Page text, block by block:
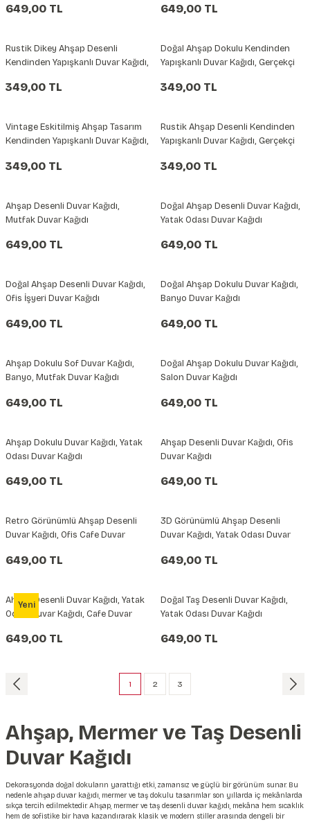
Duvar Kanvası
649,00 TL 649,00 TL
Rustik Dikey Ahşap Desenli
Kendinden Yapışkanlı Duvar Kağıdı,
349,00 TL
Doğal Ahşap Dokulu Kendinden
Yapışkanlı Duvar Kağıdı, Gerçekçi
Kağıdı
349,00 TL
Vintage Eskitilmiş Ahşap Tasarım
Kendinden Yapışkanlı Duvar Kağıdı,
349,00 TL
Rustik Ahşap Desenli Kendinden
Yapışkanlı Duvar Kağıdı, Gerçekçi
349,00 TL
Ahşap Desenli Duvar Kağıdı,
Mutfak Duvar Kağıdı
649,00 TL
Doğal Ahşap Desenli Duvar Kağıdı,
Yatak Odası Duvar Kağıdı
649,00 TL
Doğal Ahşap Desenli Duvar Kağıdı,
Ofis İşyeri Duvar Kağıdı
649,00 TL
Doğal Ahşap Dokulu Duvar Kağıdı,
Banyo Duvar Kağıdı
649,00 TL
Ahşap Dokulu Sof Duvar Kağıdı,
Banyo, Mutfak Duvar Kağıdı
649,00 TL
Doğal Ahşap Dokulu Duvar Kağıdı,
Salon Duvar Kağıdı
649,00 TL
Ahşap Dokulu Duvar Kağıdı, Yatak
Odası Duvar Kağıdı
649,00 TL
Ahşap Desenli Duvar Kağıdı, Ofis
Duvar Kağıdı
649,00 TL
Retro Görünümlü Ahşap Desenli
Duvar Kağıdı, Ofis Cafe Duvar
649,00 TL
3D Görünümlü Ahşap Desenli
Duvar Kağıdı, Yatak Odası Duvar
649,00 TL
Yeni
Ahşap Desenli Duvar Kağıdı, Yatak
Odası Duvar Kağıdı, Cafe Duvar
649,00 TL
Doğal Taş Desenli Duvar Kağıdı,
Yatak Odası Duvar Kağıdı
649,00 TL
1 2 3
Ahşap, Mermer ve Taş Desenli
Duvar Kağıdı
Dekorasyonda doğal dokuların yarattığı etki, zamansız ve güçlü bir görünüm sunar. Bu
nedenle ahşap duvar kağıdı, mermer ve taş dokulu tasarımlar son yıllarda iç mekânlarda
sıkça tercih edilmektedir. Ahşap, mermer ve taş desenli duvar kağıdı, mekâna hem sıcaklık
hem de sofistike bir hava kazandırarak klasik ve modern stiller arasında dengeli bir